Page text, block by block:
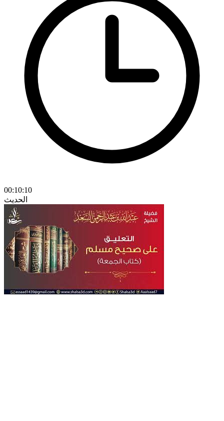
00:10:10
الحديث